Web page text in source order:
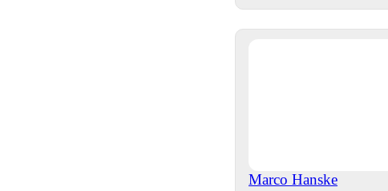
Marco Hanske